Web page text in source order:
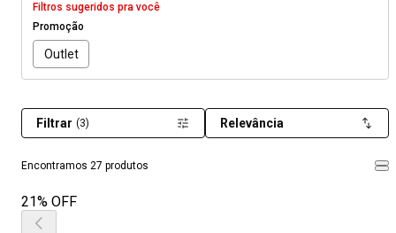
Filtros sugeridos pra você
Promoção
Outlet
Encontramos 27 produtos
Filtrar (3) Relevância
21% OFF